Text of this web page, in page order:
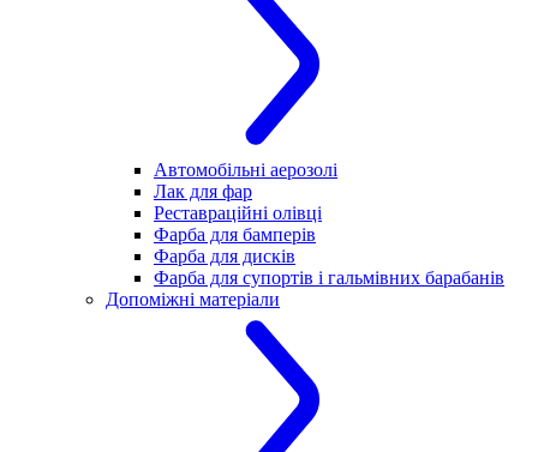
Автомобільні аерозолі
Лак для фар
Реставраційні олівці
Фарба для бамперів
Фарба для дисків
Фарба для супортів і гальмівних барабанів
Допоміжні матеріали